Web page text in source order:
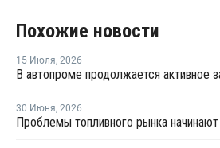
Похожие новости
15 Июля, 2026
30 Июня, 2026